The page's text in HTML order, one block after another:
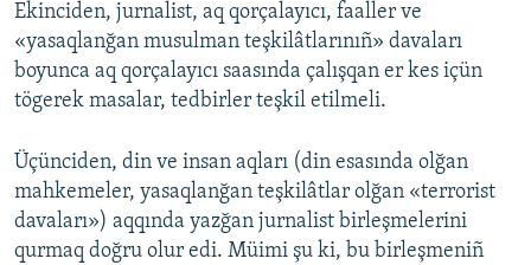
Ekinciden, jurnalist, aq qorçalayıcı, faaller ve
«yasaqlanğan musulman teşkilâtlarınıñ» davaları
boyunca aq qorçalayıcı saasında çalışqan er kes içün
tögerek masalar, tedbirler teşkil etilmeli.
Üçünciden, din ve insan aqları (din esasında olğan
mahkemeler, yasaqlanğan teşkilâtlar olğan «terrorist
davaları») aqqında yazğan jurnalist birleşmelerini
qurmaq doğru olur edi. Müimi şu ki, bu birleşmeniñ